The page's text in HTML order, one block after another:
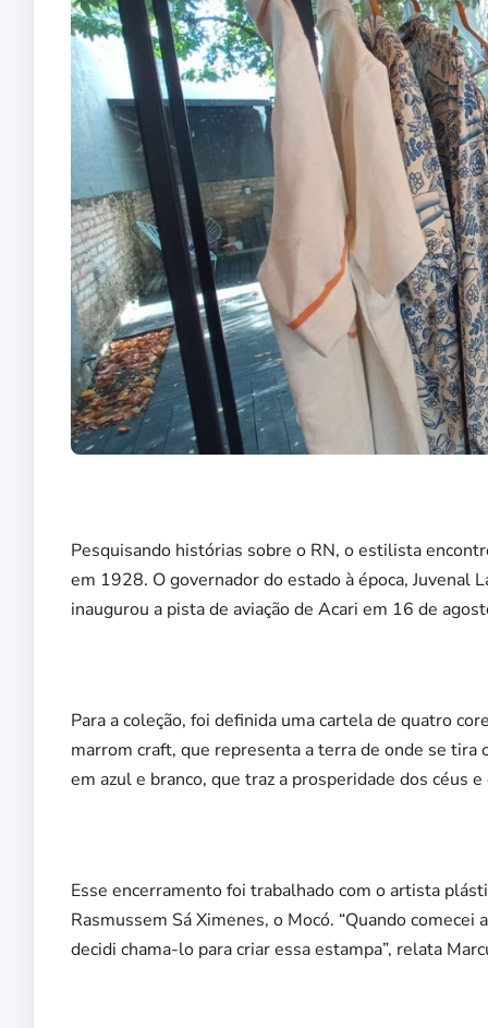
Pesquisando histórias sobre o RN, o estilista
em 1928. O governador do estado à época, Juvenal
inaugurou a pista de aviação de Acari em 16 de
Para a coleção, foi definida uma cartela de quatro
marrom craft, que representa a terra de onde se tira
em azul e branco, que traz a prosperidade dos céus
Esse encerramento foi trabalhado com o artista
Rasmussem Sá Ximenes, o Mocó. “Quando
decidi chama-lo para criar essa estampa”, relata